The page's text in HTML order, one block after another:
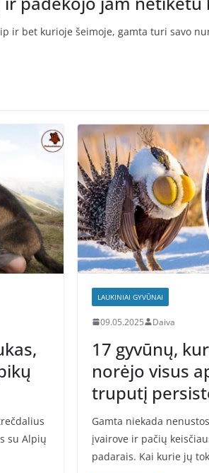
ir bet kurioje šeimoje, gamta turi savo
su Alpių
LAUKINIAI GYVŪNAI
09.05.2025 Daiva
17 gyvūnų,
norėjo visus
truputį
Gamta niekada
įvairove ir pačių
padarais. Kai kurie jų